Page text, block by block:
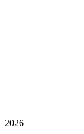
2026